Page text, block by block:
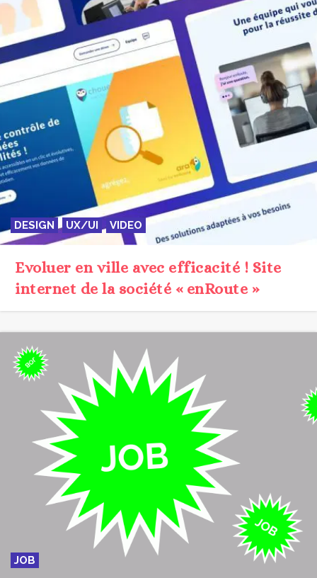
DESIGN UX/UI VIDEO
Evoluer en ville avec efficacité ! Site
internet de la société « enRoute »
JOB